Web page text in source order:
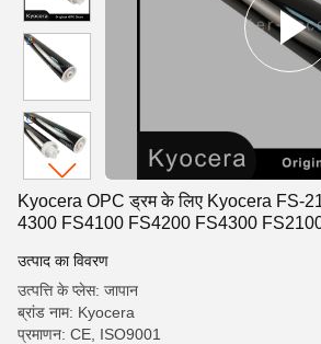
Kyocera OPC ड्रम के लिए Kyocera FS-
4300 FS4100 FS4200 FS4300
उत्पाद का विवरण
उत्पत्ति के प्लेस: जापान
ब्रांड नाम: Kyocera
प्रमाणन: CE, ISO9001